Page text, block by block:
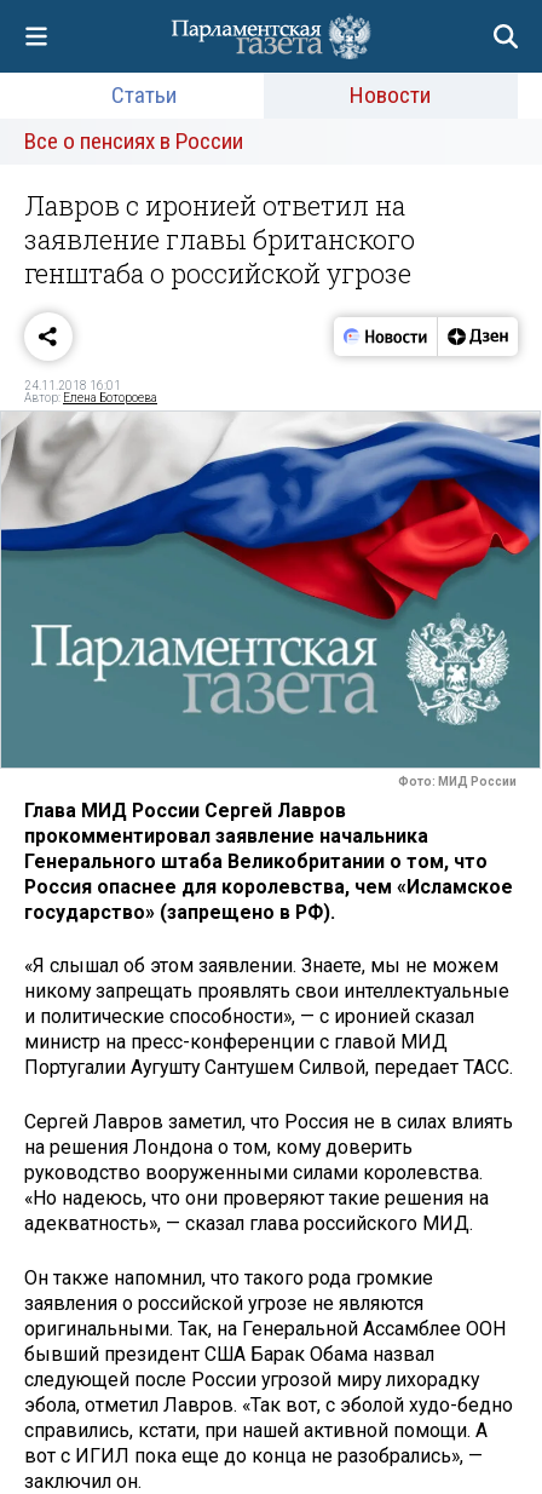
Статьи
Новости
Все о пенсиях в России
Лавров с иронией ответил на
заявление главы британского
генштаба о российской угрозе
24.11.2018 16:01
Автор: Елена Ботороева
Фото: МИД России
Глава МИД России Сергей Лавров
прокомментировал заявление начальника
Генерального штаба Великобритании о том, что
Россия опаснее для королевства, чем «Исламское
государство» (запрещено в РФ).
«Я слышал об этом заявлении. Знаете, мы не можем
никому запрещать проявлять свои интеллектуальные
и политические способности», — с иронией сказал
министр на пресс-конференции с главой МИД
Португалии Аугушту Сантушем Силвой, передает ТАСС.
Сергей Лавров заметил, что Россия не в силах влиять
на решения Лондона о том, кому доверить
руководство вооруженными силами королевства.
«Но надеюсь, что они проверяют такие решения на
адекватность», — сказал глава российского МИД.
Он также напомнил, что такого рода громкие
заявления о российской угрозе не являются
оригинальными. Так, на Генеральной Ассамблее ООН
бывший президент США Барак Обама назвал
следующей после России угрозой миру лихорадку
эбола, отметил Лавров. «Так вот, с эболой худо-бедно
справились, кстати, при нашей активной помощи. А
вот с ИГИЛ пока еще до конца не разобрались», —
заключил он.